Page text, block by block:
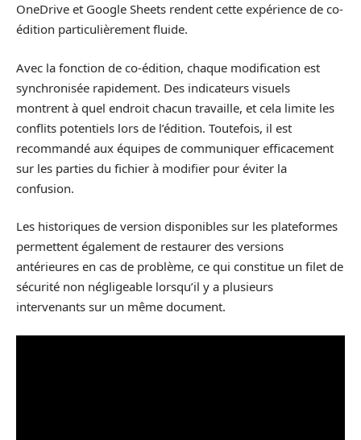
OneDrive et Google Sheets rendent cette expérience de co-
édition particulièrement fluide.
Avec la fonction de co-édition, chaque modification est
synchronisée rapidement. Des indicateurs visuels
montrent à quel endroit chacun travaille, et cela limite les
conflits potentiels lors de l’édition. Toutefois, il est
recommandé aux équipes de communiquer efficacement
sur les parties du fichier à modifier pour éviter la
confusion.
Les historiques de version disponibles sur les plateformes
permettent également de restaurer des versions
antérieures en cas de problème, ce qui constitue un filet de
sécurité non négligeable lorsqu’il y a plusieurs
intervenants sur un même document.